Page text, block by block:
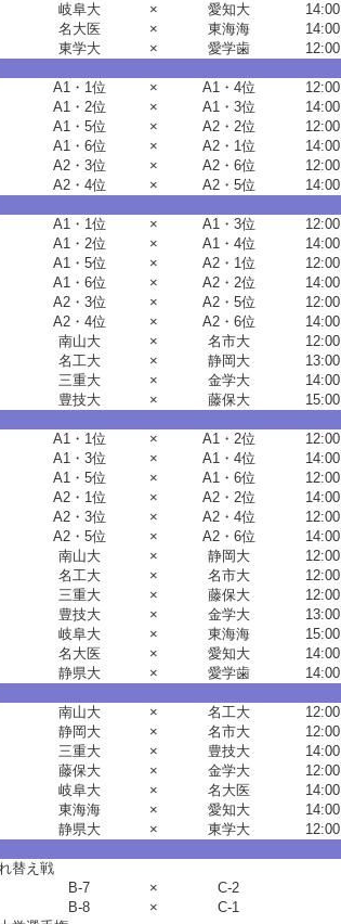
岐阜大 × 愛知大 14:00
名大医
× 東海海 14:00
東学大
× 愛学歯 12:00
A1・1位 × A1・4位 12:00
A1・2位
× A1・3位 14:00
A1・5位
× A2・2位 12:00
A1・6位
× A2・1位 14:00
A2・3位
× A2・6位 12:00
A2・4位
× A2・5位 14:00
A1・1位 × A1・3位 12:00
A1・2位
× A1・4位 14:00
A1・5位
× A2・1位 12:00
A1・6位
× A2・2位 14:00
A2・3位
× A2・5位 12:00
A2・4位
× A2・6位 14:00
南山大 × 名市大 12:00
名工大
× 静岡大 13:00
三重大
× 金学大 14:00
豊技大
× 藤保大 15:00
A1・1位 × A1・2位 12:00
A1・3位
× A1・4位 14:00
A1・5位
× A1・6位 12:00
A2・1位
× A2・2位 14:00
A2・3位
× A2・4位 12:00
A2・5位
× A2・6位 14:00
南山大 × 静岡大 12:00
名工大
× 名市大 12:00
三重大
× 藤保大 12:00
豊技大
× 金学大 13:00
岐阜大 × 東海海 15:00
名大医
× 愛知大 14:00
静県大
× 愛学歯 14:00
南山大 × 名工大 12:00
静岡大
× 名市大 12:00
三重大
× 豊技大 14:00
藤保大
× 金学大 12:00
岐阜大 × 名大医 14:00
東海海
× 愛知大 14:00
静県大
× 東学大 12:00
替え戦
B-7
×
C-2
B-8
×
C-1